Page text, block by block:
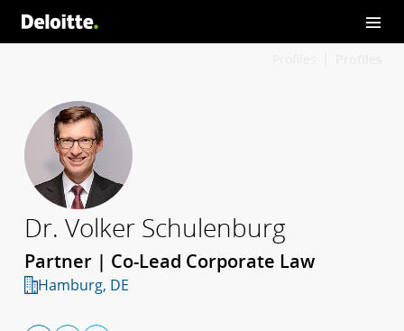
Dr. Volker Schulenburg
Partner | Co-Lead Corporate Law
Hamburg, DE